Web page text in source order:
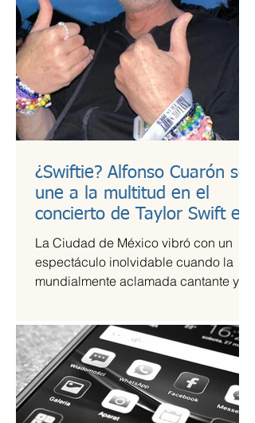
¿Swiftie? Alfonso Cuarón se
une a la multitud en el
concierto de Taylor Swift en
CDMX
La Ciudad de México vibró con un
espectáculo inolvidable cuando la
mundialmente aclamada cantante y